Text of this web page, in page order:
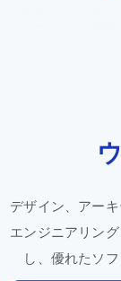
デザイン、 アーキ
エンジニアリング
し、 優れた ソ